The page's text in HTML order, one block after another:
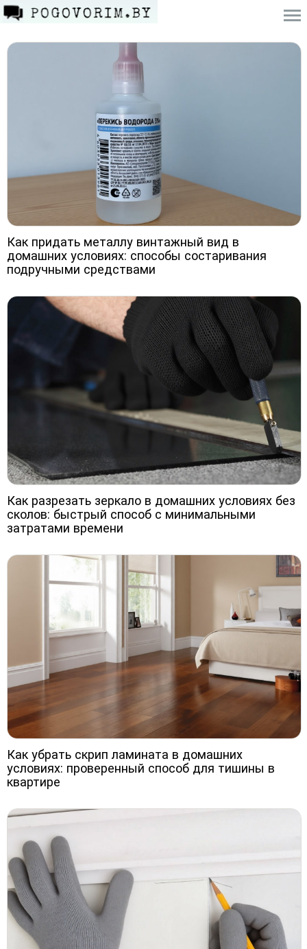
Как придать металлу винтажный вид в
домашних условиях: способы состаривания
подручными средствами
Как разрезать зеркало в домашних условиях без
сколов: быстрый способ с минимальными
затратами времени
Как убрать скрип ламината в домашних
условиях: проверенный способ для тишины в
квартире